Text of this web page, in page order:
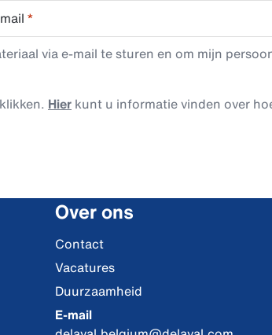
*
via e-mail te sturen en om mijn
Hier kunt u informatie vinden over
Over ons
Contact
Vacatures
Duurzaamheid
E-mail